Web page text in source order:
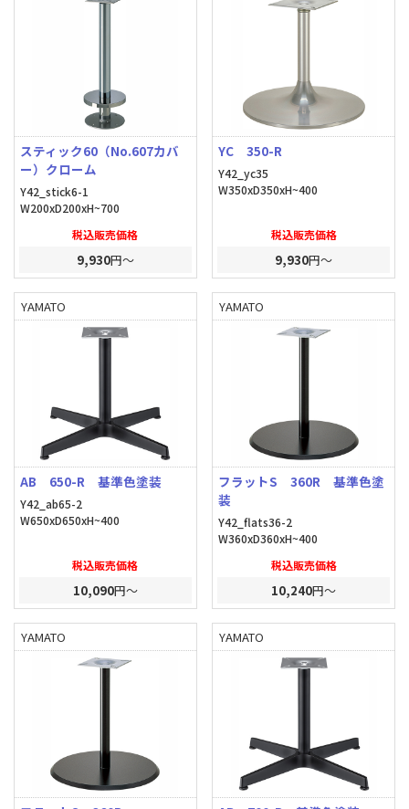
スティック60（No.607カバ
ー）クローム
Y42_stick6-1
W200xD200xH~700
税込販売価格
9,930円～
YC 350-R
Y42_yc35
W350xD350xH~400
税込販売価格
9,930円～
YAMATO
AB 650-R 基準色塗装
Y42_ab65-2
W650xD650xH~400
税込販売価格
10,090円～
YAMATO
フラットS 360R 基準色塗
装
Y42_flats36-2
W360xD360xH~400
税込販売価格
10,240円～
YAMATO YAMATO